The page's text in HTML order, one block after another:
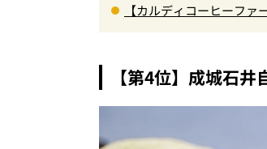
【カルディコーヒーフ
【第4位】成城石